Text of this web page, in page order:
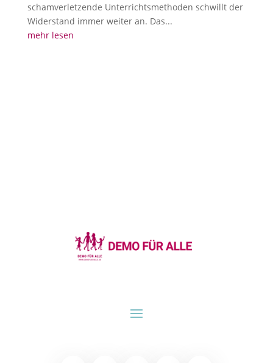
schamverletzende Unterrichtsmethoden schwillt der
Widerstand immer weiter an. Das...
mehr lesen